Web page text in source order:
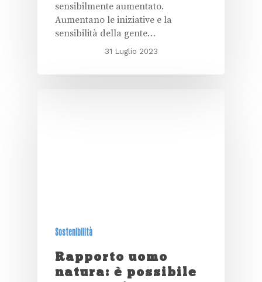
sensibilmente aumentato.
Aumentano le iniziative e la
sensibilità della gente…
31 Luglio 2023
Sostenibilità
Rapporto uomo
natura: è possibile